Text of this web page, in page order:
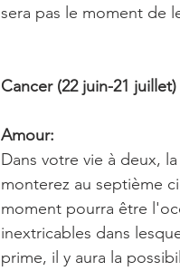
sera pas le moment de
Cancer (22 juin-21 juillet)
Amour:
Dans votre vie à deux,
monterez au septième
moment pourra être
inextricables dans
prime, il y aura la